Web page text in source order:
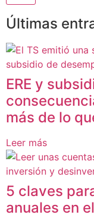
Últimas
ERE y
más de lo
Leer más
5 claves
anuales en